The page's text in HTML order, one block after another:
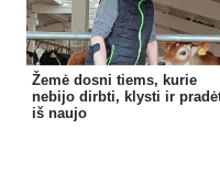
Žemė dosni tiems, kurie
nebijo dirbti, klysti ir
iš naujo